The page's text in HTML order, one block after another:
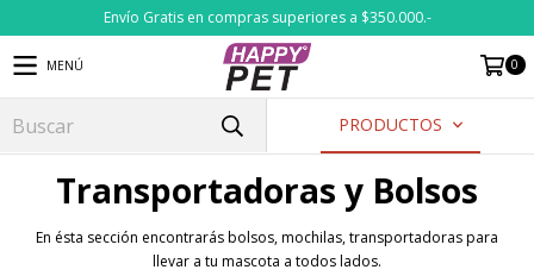
Envío Gratis en compras superiores a $350.000.-
MENÚ 0
PRODUCTOS
Transportadoras y Bolsos
En ésta sección encontrarás bolsos, mochilas, transportadoras para
llevar a tu mascota a todos lados.